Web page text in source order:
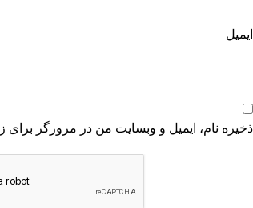
ایمیل
ذخیره نام، ایمیل و وبسایت من در مرورگر برای